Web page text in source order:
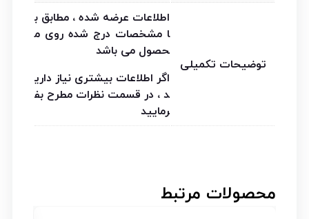
توضیحات تکمیلی
اطلاعات عرضه شده ، مطابق ب
ا مشخصات درج شده روی م
حصول می باشد
اگر اطلاعات بیشتری نیاز داری
د ، در قسمت نظرات مطرح بف
رمایید
محصولات مرتبط